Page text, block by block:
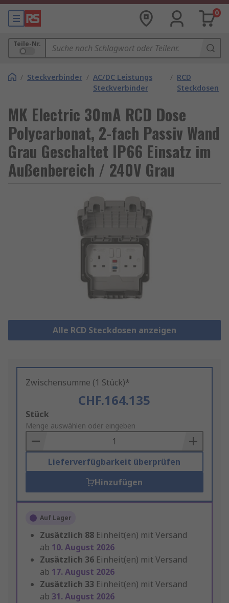
0
Teile-Nr.
/ Steckverbinder / AC/DC Leistungs
Steckverbinder
/ RCD
Steckdosen
MK Electric 30mA RCD Dose
Polycarbonat, 2-fach Passiv Wand
Grau Geschaltet IP66 Einsatz im
Außenbereich / 240V Grau
Alle RCD Steckdosen anzeigen
Zwischensumme (1 Stück)*
CHF.164.135
Add
to
Basket
Stück
Menge auswählen oder eingeben
Lieferverfügbarkeit überprüfen
Hinzufügen
Auf Lager
Zusätzlich 88 Einheit(en) mit Versand
ab 10. August 2026
Zusätzlich 36 Einheit(en) mit Versand
ab 17. August 2026
Zusätzlich 33 Einheit(en) mit Versand
ab 31. August 2026